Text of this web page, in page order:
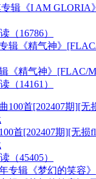
辑《I AM GLORIA
（16786）
《精气神》[FLAC/
（14161）
首[202407期][无损
（45405）